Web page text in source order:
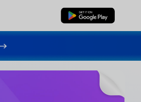
ดาวน์โหลดฟรี